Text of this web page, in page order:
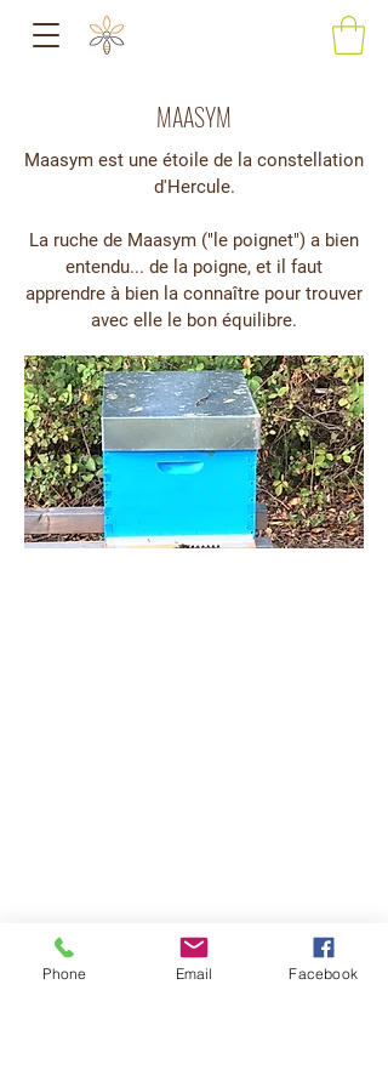
MAASYM
Maasym est une étoile de la constellation
d'Hercule.
La ruche de Maasym ("le poignet") a bien
entendu... de la poigne, et il faut
apprendre à bien la connaître pour trouver
avec elle le bon équilibre.
Phone Email Facebook